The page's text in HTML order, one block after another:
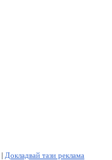
| Докладвай тази реклама